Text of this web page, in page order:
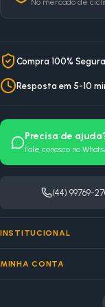
No mercado de
Compra 100% Segura
Resposta em 5-10
Precisa de
Fale conosco no
(44) 99769-
INSTITUCIONAL
MINHA CONTA